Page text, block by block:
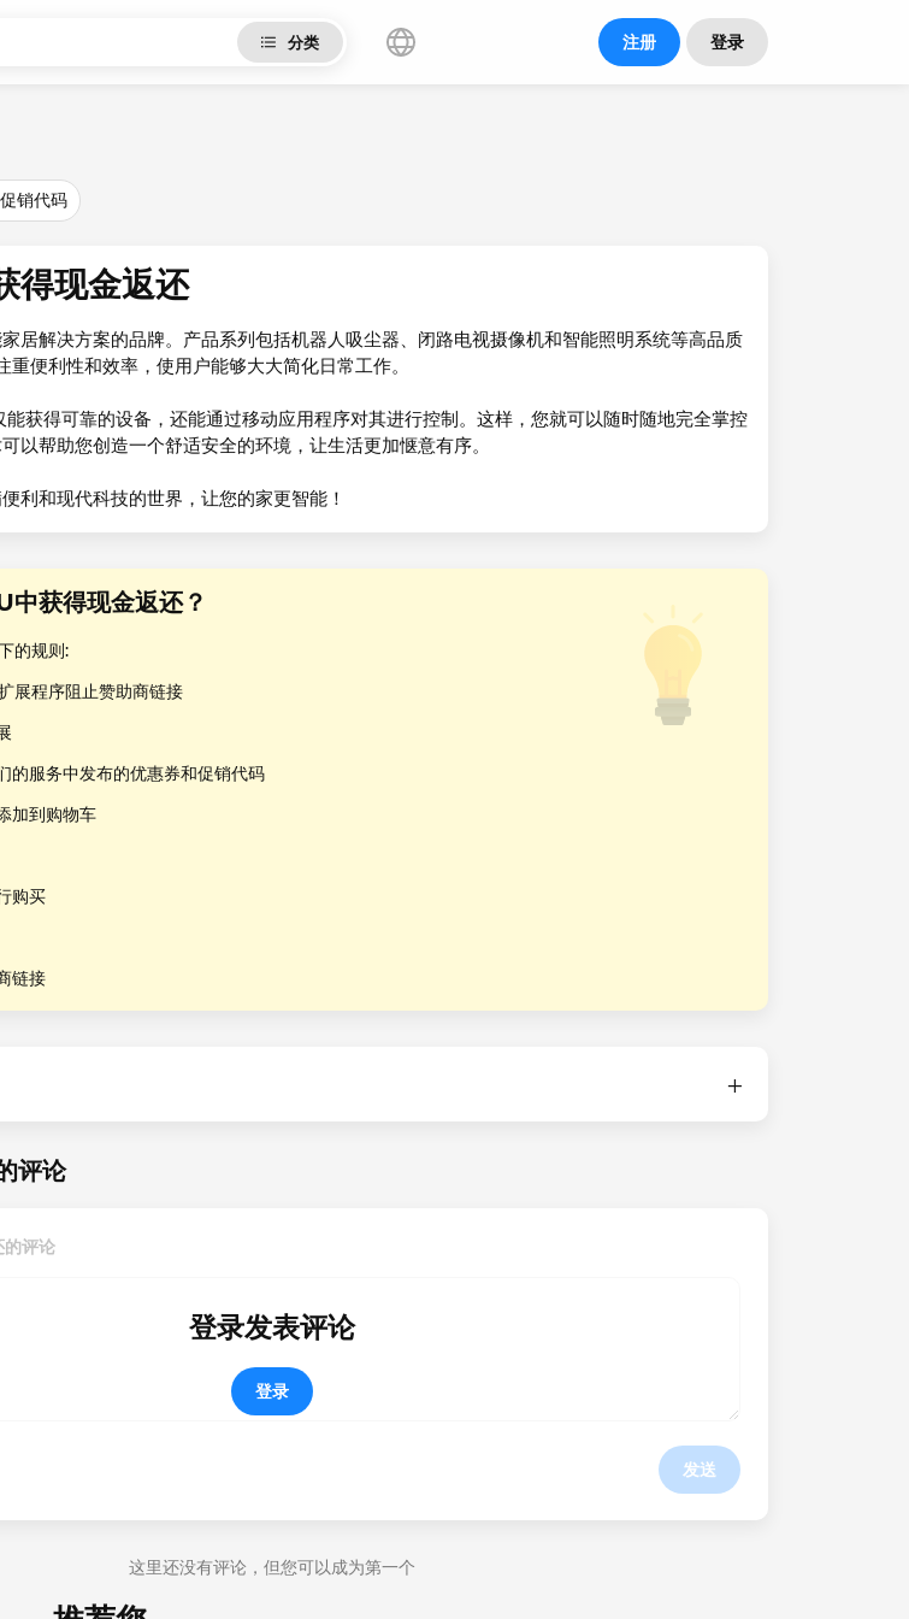
分类 注册 登录
销代码
得现金返还
居解决方案的品牌。产品系列包括机器人吸尘器、闭路电视摄像机和智能照明系统等高品质
便利性和效率，使用户能够大大简化日常工作。
获得可靠的设备，还能通过移动应用程序对其进行控制。这样，您就可以随时随地完全掌控
以帮助您创造一个舒适安全的环境，让生活更加惬意有序。
利和现代科技的世界，让您的家更智能！
获得现金返还？
的规则:
展程序阻止赞助商链接
的服务中发布的优惠券和促销代码
加到购物车
购买
链接
评论
评论
发送
登录发表评论
登录
这里还没有评论，但您可以成为第一个